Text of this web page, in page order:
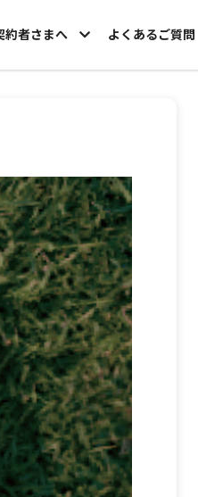
約者さまへ よくあるご質問